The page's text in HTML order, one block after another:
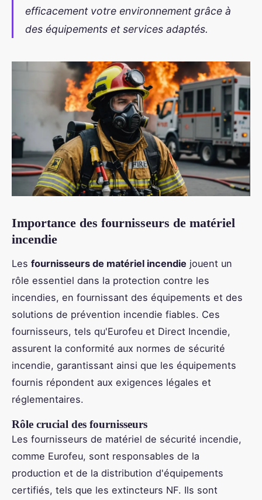
efficacement votre environnement grâce à
des équipements et services adaptés.
Importance des fournisseurs de matériel
incendie
Les fournisseurs de matériel incendie jouent un
rôle essentiel dans la protection contre les
incendies, en fournissant des équipements et des
solutions de prévention incendie fiables. Ces
fournisseurs, tels qu'Eurofeu et Direct Incendie,
assurent la conformité aux normes de sécurité
incendie, garantissant ainsi que les équipements
fournis répondent aux exigences légales et
réglementaires.
Rôle crucial des fournisseurs
Les fournisseurs de matériel de sécurité incendie,
comme Eurofeu, sont responsables de la
production et de la distribution d'équipements
certifiés, tels que les extincteurs NF. Ils sont